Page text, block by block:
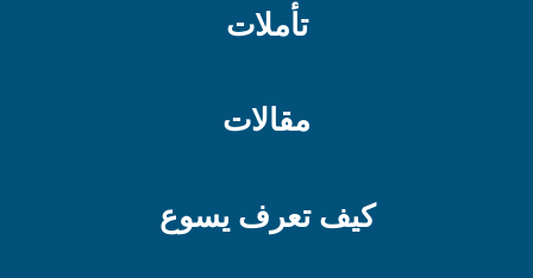
تأملات
مقالات
كيف تعرف يسوع